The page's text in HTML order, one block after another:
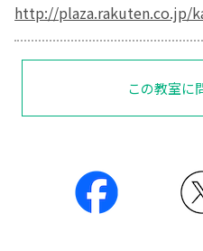
http://plaza.rakuten.co.jp/
この教室に